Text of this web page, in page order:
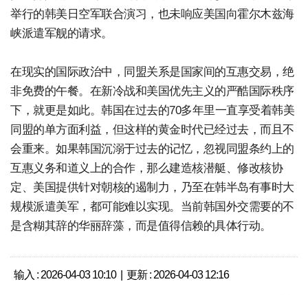
举行的韩美日空军联合演习，也未响应美国向霍尔木兹海
峡派遣军舰的请求。
在现实的国际政治中，同盟关系是国家间的互惠交易，绝
非免费的午餐。在新冷战和美国优先主义的严酷国际秩序
下，就更是如此。韩国在过去的70多年里一直享受着韩美
同盟的单方面利益，但这样的黄金时代已经过去，而且不
会重来。如果韩国沉溺于过去的记忆，忽视同盟条约上的
互惠义务和道义上的合作，那么建造核潜艇、修改核协
定、美国提供针对朝核的遏制力，乃至在韩半岛有事时大
规模派遣美军，都可能难以实现。当前韩国外交需要的不
是含糊其辞的华丽辞藻，而是值得信赖的具体行动。
输入 : 2026-04-03 10:10 | 更新 : 2026-04-03 12:16